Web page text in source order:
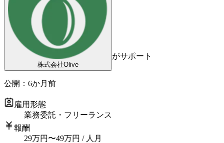
株式会社Olive
がサポート
公開： 6か月前
雇用形態
業務委託・フリーランス
報酬
29万円 〜49万円 / 人月